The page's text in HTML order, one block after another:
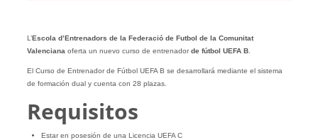
L’Escola d’Entrenadors de la Federació de Futbol de la Comunitat
Valenciana oferta un nuevo curso de entrenadorde fútbol UEFA B.
El Curso de Entrenador de Fútbol UEFA B se desarrollará mediante el sistema
de formación dual y cuenta con 28 plazas.
Requisitos
Estar en posesión de una Licencia UEFA C